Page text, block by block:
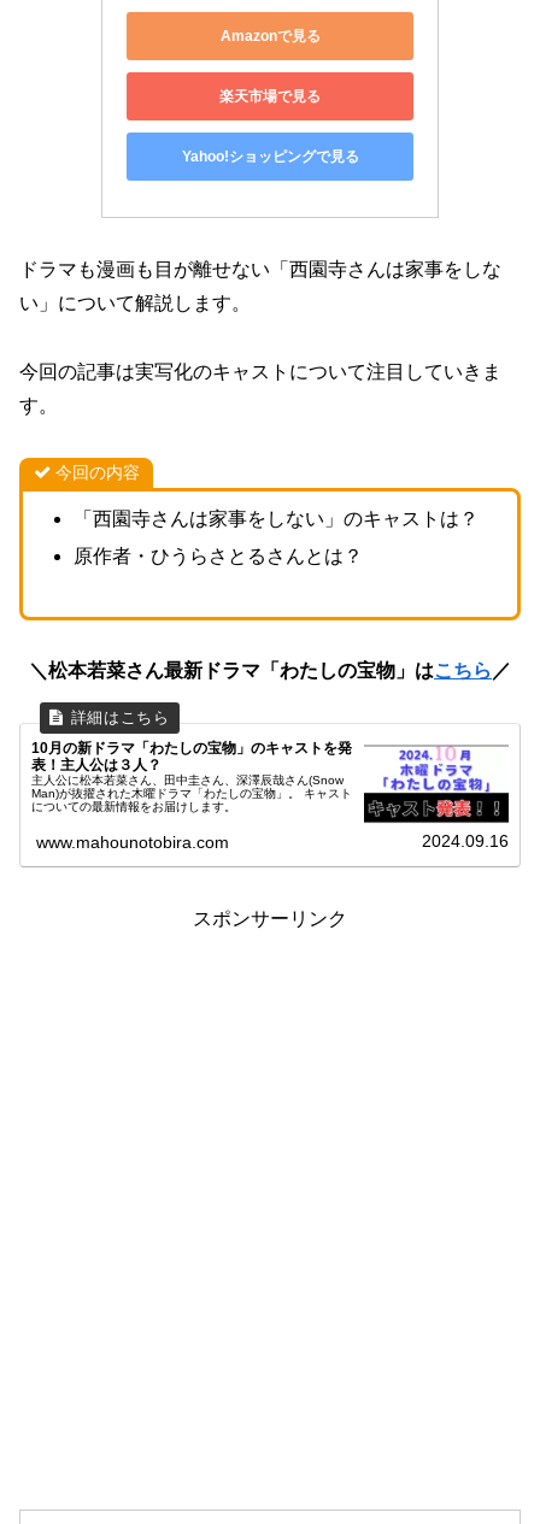
Amazonで見る
楽天市場で見る
Yahoo!ショッピングで見る
ドラマも漫画も目が離せない「西園寺さんは家事をしな
い」について解説します。
今回の記事は実写化のキャストについて注目していきま
す。
今回の内容
「西園寺さんは家事をしない」のキャストは？
原作者・ひうらさとるさんとは？
＼松本若菜さん最新ドラマ「わたしの宝物」はこちら ／
10月の新ドラマ「わたしの宝物」のキャストを発
表！主人公は３人？
主人公に松本若菜さん、田中圭さん、深澤辰哉さん(Snow
Man)が抜擢された木曜ドラマ「わたしの宝物」。 キャスト
についての最新情報をお届けします。
www.mahounotobira.com 2024.09.16
スポンサーリンク